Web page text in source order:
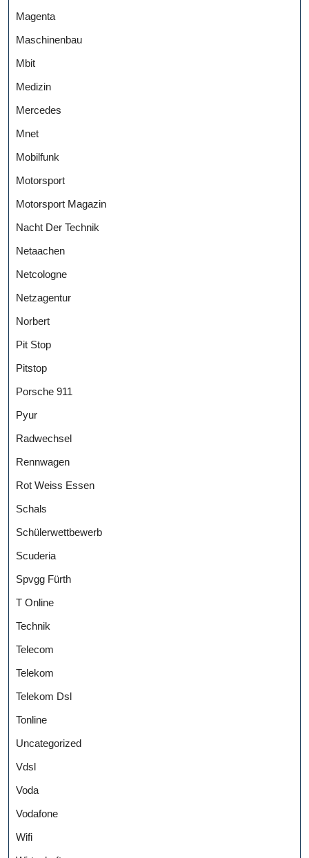
Magenta
Maschinenbau
Mbit
Medizin
Mercedes
Mnet
Mobilfunk
Motorsport
Motorsport Magazin
Nacht Der Technik
Netaachen
Netcologne
Netzagentur
Norbert
Pit Stop
Pitstop
Porsche 911
Pyur
Radwechsel
Rennwagen
Rot Weiss Essen
Schals
Schülerwettbewerb
Scuderia
Spvgg Fürth
T Online
Technik
Telecom
Telekom
Telekom Dsl
Tonline
Uncategorized
Vdsl
Voda
Vodafone
Wifi